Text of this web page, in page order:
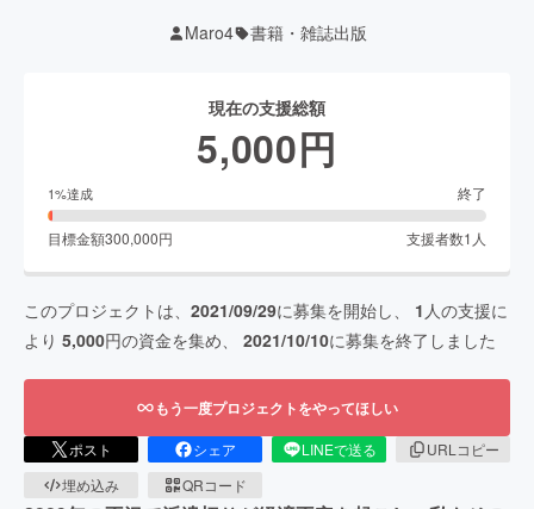
Maro4 書籍・雑誌出版
現在の支援総額
5,000円
1%達成 終了
目標金額300,000円 支援者数1 人
このプロジェクトは、 2021/09/29に募集を開始し、 1 人の支援に
より 5,000円の資金を集め、 2021/10/10に募集を終了しました
もう一度プロジェクトをやってほしい
ポスト シェア LINEで送る
URLコピー
埋め込み
QRコード